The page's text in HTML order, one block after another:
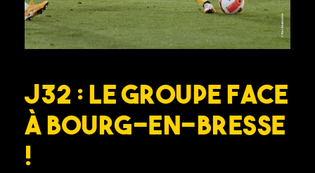
J32 : Le groupe face
à Bourg-en-Bresse
!